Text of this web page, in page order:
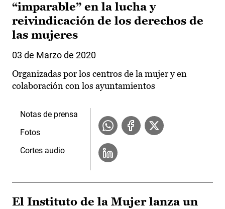
“imparable” en la lucha y
reivindicación de los derechos de
las mujeres
03 de Marzo de 2020
Organizadas por los centros de la mujer y en
colaboración con los ayuntamientos
Notas de prensa
Fotos
Cortes audio
El Instituto de la Mujer lanza un